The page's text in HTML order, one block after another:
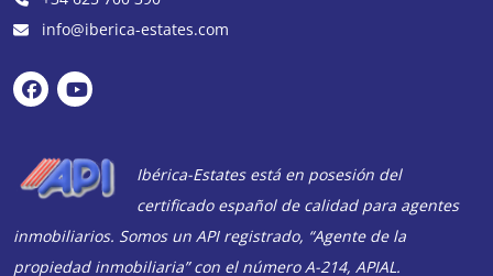
info@iberica-estates.com
Ibérica-Estates está en posesión del
certificado español de calidad para agentes
inmobiliarios. Somos un API registrado, “Agente de la
propiedad inmobiliaria” con el número A-214, APIAL.